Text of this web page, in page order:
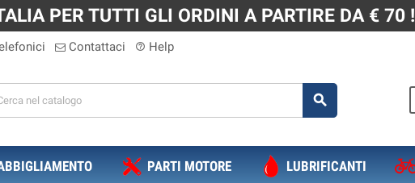
PER TUTTI GLI ORDINI A PARTIRE DA € 70 !
Contattaci help_outline Help
search
PARTI MOTORE LUBRIFICANTI